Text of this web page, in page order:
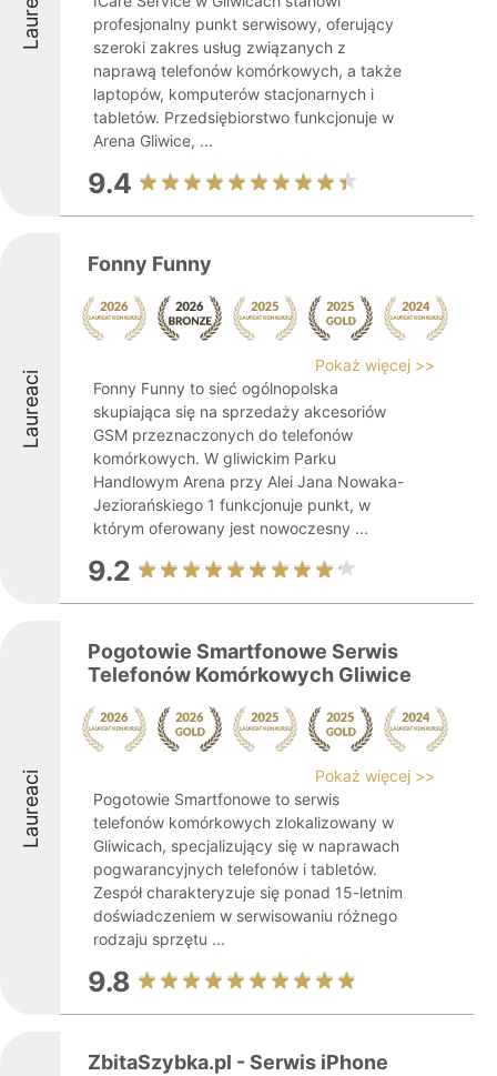
profesjonalny punkt serwisowy, oferujący
szeroki zakres usług związanych z
naprawą telefonów komórkowych, a także
laptopów, komputerów stacjonarnych i
tabletów. Przedsiębiorstwo funkcjonuje w
Arena Gliwice, ...
9.4
Laureaci
Fonny Funny
Pokaż więcej >>
Fonny Funny to sieć ogólnopolska
skupiająca się na sprzedaży akcesoriów
GSM przeznaczonych do telefonów
komórkowych. W gliwickim Parku
Handlowym Arena przy Alei Jana Nowaka-
Jeziorańskiego 1 funkcjonuje punkt, w
którym oferowany jest nowoczesny ...
9.2
Laureaci
Pogotowie Smartfonowe Serwis
Telefonów Komórkowych Gliwice
Pokaż więcej >>
Pogotowie Smartfonowe to serwis
telefonów komórkowych zlokalizowany w
Gliwicach, specjalizujący się w naprawach
pogwarancyjnych telefonów i tabletów.
Zespół charakteryzuje się ponad 15-letnim
doświadczeniem w serwisowaniu różnego
rodzaju sprzętu ...
9.8
ZbitaSzybka.pl - Serwis iPhone